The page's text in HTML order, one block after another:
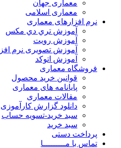
معماری جهان
معماری اسلامی
نرم افزارهای معماری
آﻣﻮزش ﺗﺮي دي ﻣﮑﺲ
آموزش رویت
آموزش تصویری نرم
آموزش اتوکد
فروشگاه معماری
قوانین خرید محصول
پایانامه های معماری
مقالات معماری
دانلود گزارش کارآموزی
سبد خرید-تسویه حساب
سبد خرید
پرداخت دستی
تماس با مـــــــــا